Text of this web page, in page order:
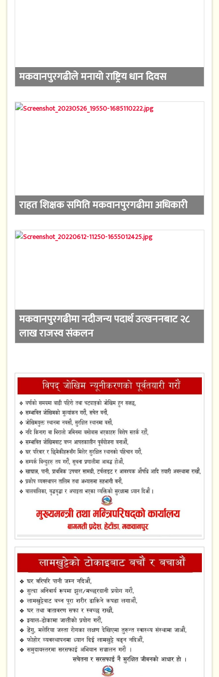
मकवानपुरगढीले मनायो राष्ट्रिय धान दिवस
राहत शिक्षक समिति मकवानपुरगढीमा अधिकारी
मकवानपुरगढीमा नदीजन्य पदार्थ उत्खननबाट २८
लाख राजस्व संकलन